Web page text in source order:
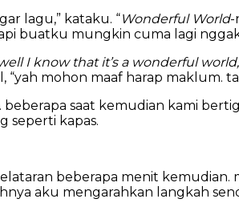
lagu,” kataku. “Wonderful World-
buatku mungkin cuma lagi
I know that it’s a wonderful
“yah mohon maaf harap maklum.
beberapa saat kemudian kami
seperti kapas.
beberapa menit kemudian.
aku mengarahkan langkah